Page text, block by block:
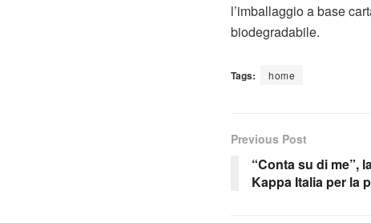
l’imballaggio a base
biodegradabile.
Tags: home
Previous Post
“Conta su di me”,
Kappa Italia per la